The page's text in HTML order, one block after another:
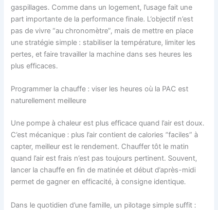
gaspillages. Comme dans un logement, l’usage fait une
part importante de la performance finale. L’objectif n’est
pas de vivre “au chronomètre”, mais de mettre en place
une stratégie simple : stabiliser la température, limiter les
pertes, et faire travailler la machine dans ses heures les
plus efficaces.
Programmer la chauffe : viser les heures où la PAC est
naturellement meilleure
Une pompe à chaleur est plus efficace quand l’air est doux.
C’est mécanique : plus l’air contient de calories “faciles” à
capter, meilleur est le rendement. Chauffer tôt le matin
quand l’air est frais n’est pas toujours pertinent. Souvent,
lancer la chauffe en fin de matinée et début d’après-midi
permet de gagner en efficacité, à consigne identique.
Dans le quotidien d’une famille, un pilotage simple suffit :